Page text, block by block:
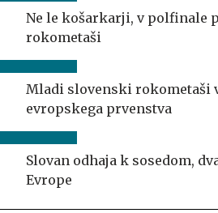
Ne le košarkarji, v polfinale
rokometaši
Mladi slovenski rokometaši
evropskega prvenstva
Slovan odhaja k sosedom,
Evrope